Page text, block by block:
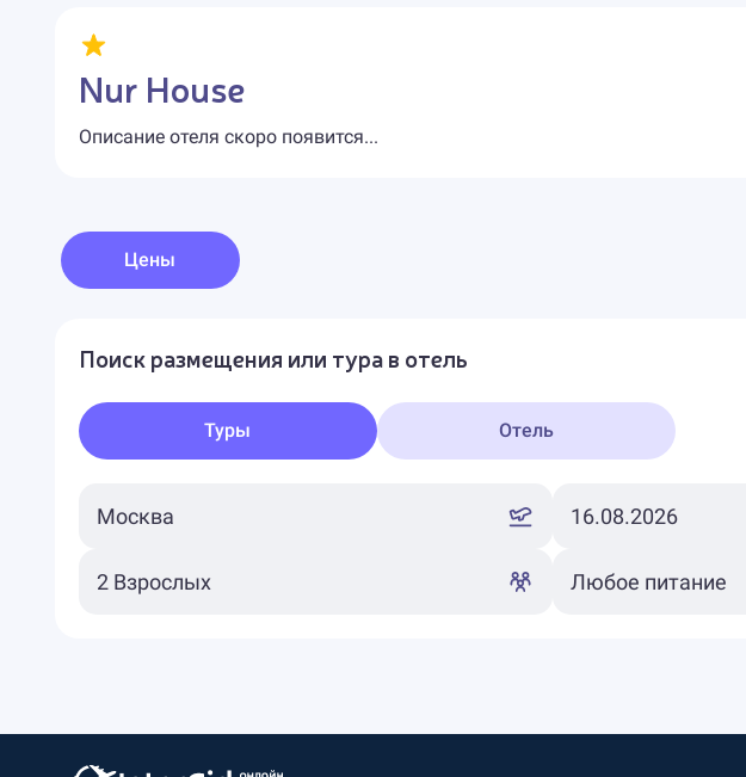
Nur House
Описание отеля скоро появится...
Цены
Поиск размещения или тура в отель
Туры Отель